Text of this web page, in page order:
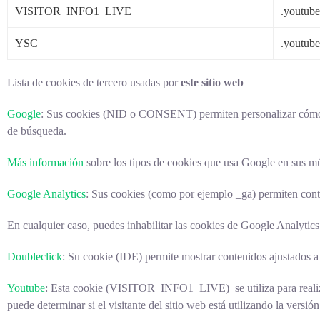
VISITOR_INFO1_LIVE
YSC
Lista de cookies de tercero usadas poreste sitio web
Google: Sus cookies (NID o CONSENT) permiten personalizar
de búsqueda.
Más información sobre los tipos de cookies que usa Google en sus
Google Analytics: Sus cookies (como por ejemplo _ga) permiten
En cualquier caso, puedes inhabilitar las cookies de Google
Doubleclick: Su cookie (IDE) permite mostrar contenidos ajustados
Youtube: Esta cookie (VISITOR_INFO1_LIVE) se utiliza para
puede determinar si el visitante del sitio web está utilizando la